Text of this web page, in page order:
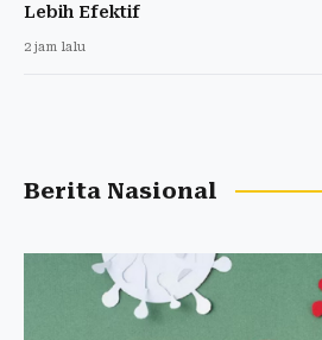
Lebih Efektif
2 jam lalu
Berita Nasional